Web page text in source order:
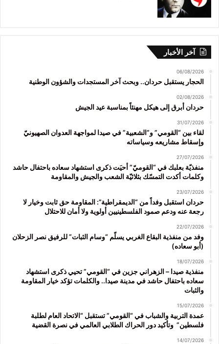
آخر الأخبار
06/08/2026
الحجار يستقبل حردان.. وبحث آخر المستجدات والشؤون الوطنية
02/08/2026
حردان أبرق إلى هيكل مهنئاً بمناسبة عيد الجيش
31/07/2026
لقاء بين “القومي” و”الشعبية” في صيدا لمواجهة العدوان الصهيونيّ
وإسقاط مشاريعه وسياساته
27/07/2026
منفذيّة بعلبك في “القوميّ” أحيَت ذكرى استشهاد سعاده باحتفال حاشد
وكلمات أكدت التمسّك بثلاثيّة الشعب والجيش والمقاومة
23/07/2026
حردان استقبل وفداً من “الديمقراطية”: المقاومة حق ثابت وخيار لا
رجعة عنه ودعم صمود الفلسطينيين أولوية ولا أمان للاحتلال
22/07/2026
وفد من منفذية البقاع الغربي يسلّم “وسام الثبات” للرفيق نصر الزحلان
(أبو سعاده)
18/07/2026
منفذية صيدا – الزهراني جزين في “القومي” تحيي ذكرى استشهاد
سعاده باحتفال حاشد في مدينة صيدا.. والكلمات تؤكد خيار المقاومة
والثبات
15/07/2026
عمدة التربية والشباب في “القومي” تستقبل “الاتحاد العام لطلبة
فلسطين” وتأكيد دور الحراك الطلابي العالمي في نصرة القضية
14/07/2026